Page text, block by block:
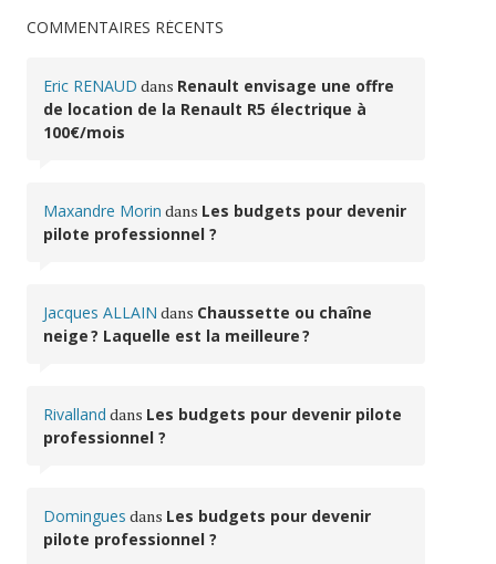
COMMENTAIRES RÉCENTS
Eric RENAUD dans Renault envisage une offre
de location de la Renault R5 électrique à
100€/mois
Maxandre Morin dans Les budgets pour devenir
pilote professionnel ?
Jacques ALLAIN dans Chaussette ou chaîne
neige ? Laquelle est la meilleure ?
Rivalland dans Les budgets pour devenir pilote
professionnel ?
Domingues dans Les budgets pour devenir
pilote professionnel ?